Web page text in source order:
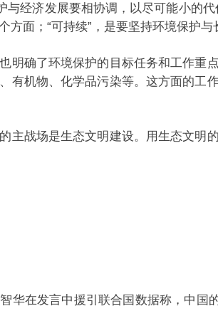
与经济发展要相协调，以尽可能小的
方面；“可持续”，是要坚持环境保护
确了环境保护的目标任务和工作重
有机物、化学品污染等。这方面的工
战场是生态文明建设。用生态文明
在发言中援引联合国数据称，中国的